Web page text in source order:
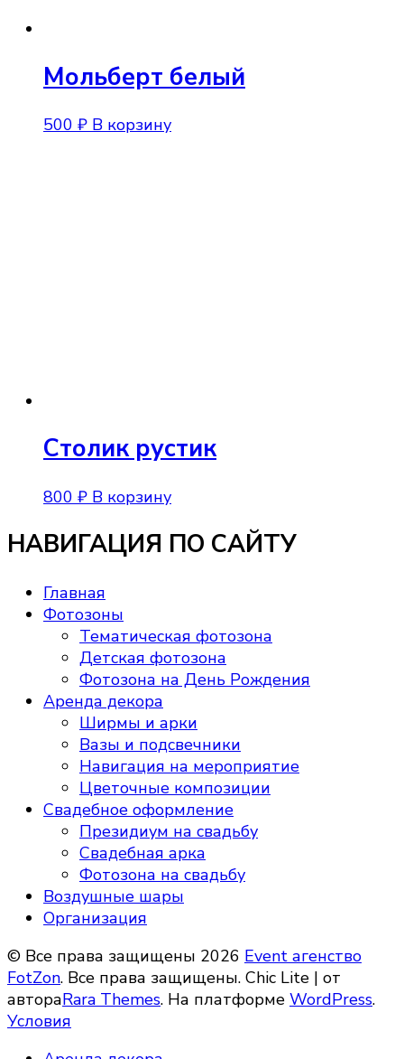
Мольберт белый
500 ₽ В корзину
Столик рустик
800 ₽ В корзину
НАВИГАЦИЯ ПО САЙТУ
Главная
Фотозоны
Тематическая фотозона
Детская фотозона
Фотозона на День Рождения
Аренда декора
Ширмы и арки
Вазы и подсвечники
Навигация на мероприятие
Цветочные композиции
Свадебное оформление
Президиум на свадьбу
Свадебная арка
Фотозона на свадьбу
Воздушные шары
Организация
© Все права защищены 2026 Event агенство
FotZon. Все права защищены. Chic Lite | от
автораRara Themes. На платформе WordPress.
Условия